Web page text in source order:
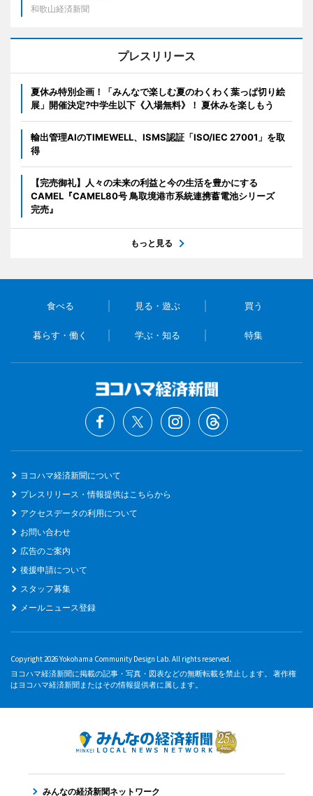
和歌山経済新聞
プレスリリース
夏休み特別企画！「みんなで楽しむ夏のわくわく葉っぱ切り絵
展」開催決定?中学生以下《入場無料》！ 夏休みを楽しもう
輸出管理AIのTIMEWELL、ISMS認証「ISO/IEC 27001」を取
得
【完売御礼】人々の未来の利益と今の生活を豊かにする
CAMEL『CAMEL80号 鳥取境港市系統連携蓄電池シリーズ
完売』
もっと見る
食べる 見る・遊ぶ 買う
暮らす・働く 学ぶ・知る 特集
ヨコハマ経済新聞について
プレスリリース・情報提供はこちらから
アクセスデータの利用について
お問い合わせ
広告のご案内
後援申請について
スタッフ募集
メールニュース登録
Copyright 2026 Yokohama Community Design Lab. All rights reserved.
ヨコハマ経済新聞に掲載の記事・写真・図表などの無断転載を禁止します。 著作権
はヨコハマ経済新聞またはその情報提供者に属します。
みんなの経済新聞ネットワーク